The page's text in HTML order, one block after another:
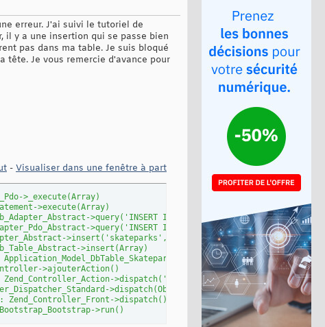
erreur. J'ai suivi le tutoriel de
il y a une insertion qui se passe bien
pas dans ma table. Je suis bloqué
tête. Je vous remercie d'avance pour
- Visualiser dans une fenêtre à part
>_execute(Array)
>execute(Array)
>query('INSERT INTO `sk...', Array)
>query('INSERT INTO `sk...', Array)
>insert('skateparks', Array)
>insert(Array)
>ajouterSkateparks('juuyj',
>ajouterAction()
Zend_Controller_Action->dispatch('ajouterAction')
Zend_Controller_Front->dispatch()
>run()